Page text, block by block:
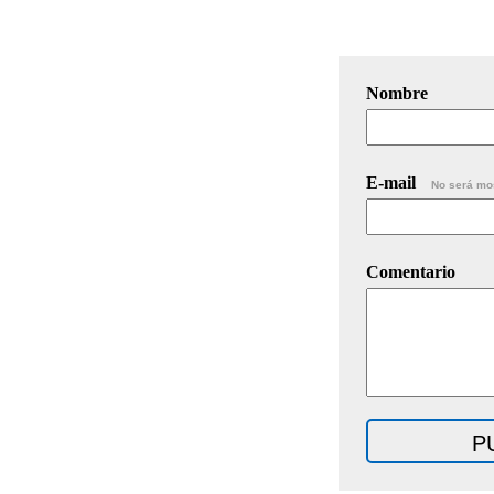
Nombre
E-mail No será
Comentario